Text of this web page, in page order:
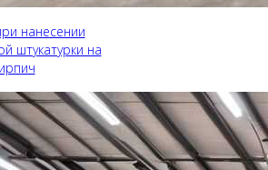
нанесении
штукатурки на